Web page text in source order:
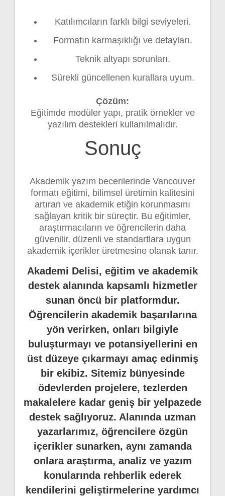
Katılımcıların farklı bilgi seviyeleri.
Formatın karmaşıklığı ve detayları.
Teknik altyapı sorunları.
Sürekli güncellenen kurallara uyum.
Çözüm:
Eğitimde modüler yapı, pratik örnekler ve
yazılım destekleri kullanılmalıdır.
Sonuç
Akademik yazım becerilerinde Vancouver
formatı eğitimi, bilimsel üretimin kalitesini
artıran ve akademik etiğin korunmasını
sağlayan kritik bir süreçtir. Bu eğitimler,
araştırmacıların ve öğrencilerin daha
güvenilir, düzenli ve standartlara uygun
akademik içerikler üretmesine olanak tanır.
Akademi Delisi, eğitim ve akademik
destek alanında kapsamlı hizmetler
sunan öncü bir platformdur.
Öğrencilerin akademik başarılarına
yön verirken, onları bilgiyle
buluşturmayı ve potansiyellerini en
üst düzeye çıkarmayı amaç edinmiş
bir ekibiz. Sitemiz bünyesinde
ödevlerden projelere, tezlerden
makalelere kadar geniş bir yelpazede
destek sağlıyoruz. Alanında uzman
yazarlarımız, öğrencilere özgün
içerikler sunarken, aynı zamanda
onlara araştırma, analiz ve yazım
konularında rehberlik ederek
kendilerini geliştirmelerine yardımcı